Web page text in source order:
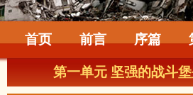
首页 前言 序篇
第一单元 坚强的战斗